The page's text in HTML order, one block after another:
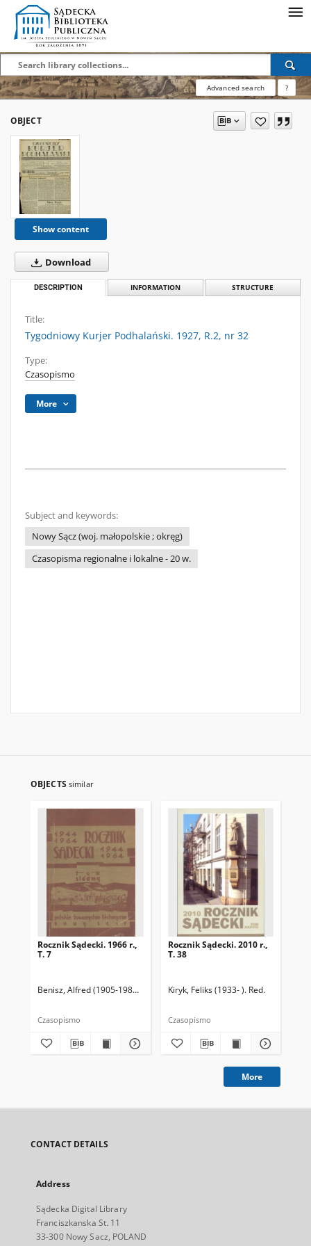
Advanced search ?
OBJECT
Show content
Download
DESCRIPTION INFORMATION STRUCTURE
Title:
Tygodniowy Kurjer Podhalański. 1927, R.2, nr 32
Type:
Czasopismo
More
Subject and keywords:
Nowy Sącz (woj. małopolskie ; okręg)
Czasopisma regionalne i lokalne - 20 w.
OBJECTS similar
Rocznik Sądecki. 1966 r.,
T. 7
Benisz, Alfred (1905-1987). Red. Czernecka, Stefania. Red.
Czasopismo
Rocznik Sądecki. 2010 r.,
T. 38
Kiryk, Feliks (1933- ). Red.
Czasopismo
More
CONTACT DETAILS
Address
Sądecka Digital Library
Franciszkanska St. 11
33-300 Nowy Sacz, POLAND